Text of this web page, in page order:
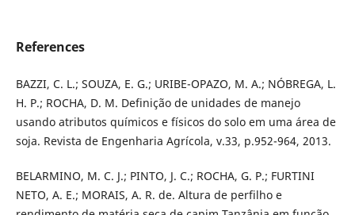
References
BAZZI, C. L.; SOUZA, E. G.; URIBE-OPAZO, M. A.; NÓBREGA, L.
H. P.; ROCHA, D. M. Definição de unidades de manejo
usando atributos químicos e físicos do solo em uma área de
soja. Revista de Engenharia Agrícola, v.33, p.952-964, 2013.
BELARMINO, M. C. J.; PINTO, J. C.; ROCHA, G. P.; FURTINI
NETO, A. E.; MORAIS, A. R. de. Altura de perfilho e